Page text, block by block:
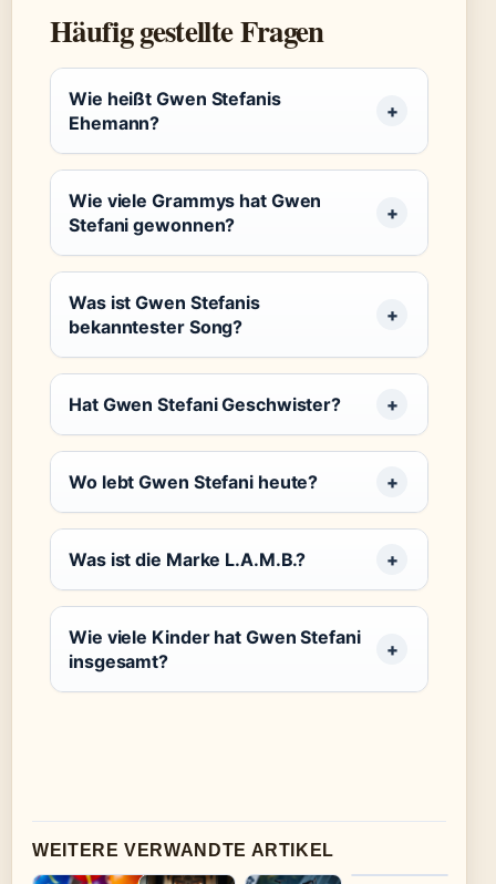
Häufig gestellte Fragen
Wie heißt Gwen Stefanis
Ehemann?
Wie viele Grammys hat Gwen
Stefani gewonnen?
Was ist Gwen Stefanis
bekanntester Song?
Hat Gwen Stefani Geschwister?
Wo lebt Gwen Stefani heute?
Was ist die Marke L.A.M.B.?
Wie viele Kinder hat Gwen Stefani
insgesamt?
WEITERE VERWANDTE ARTIKEL